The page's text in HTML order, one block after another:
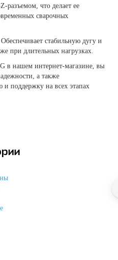
разъемом, что делает ее
сварочных
стабильную дугу и
при длительных нагрузках.
в нашем интернет-магазине, вы
а также
и поддержку на всех этапах